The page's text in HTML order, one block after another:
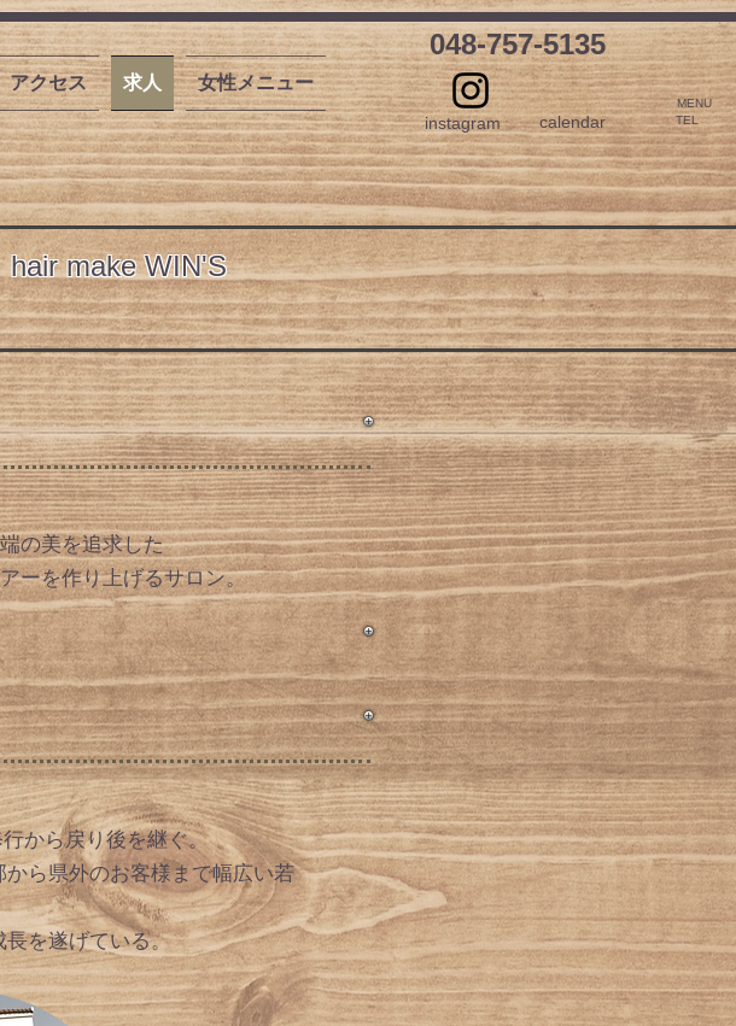
アクセス 求人 女性メニュー
048-757-5135​
instagram​ calendar​
​MENU
​TEL
make WIN'S​
の美を追求した
ーを作り上げるサロン。
から戻り後を継ぐ。
ら県外のお客様まで幅広い若
を遂げている。